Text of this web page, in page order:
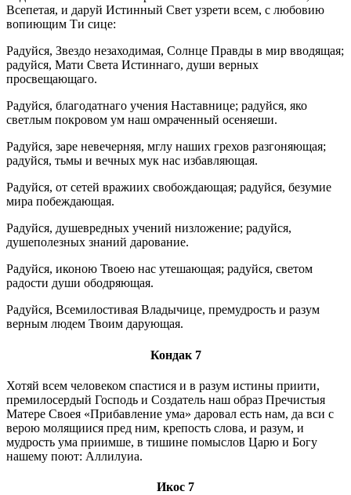
Всепетая, и даруй Истинный Свет узрети всем, с любовию
вопиющим Ти сице:
Радуйся, Звездо незаходимая, Солнце Правды в мир вводящая;
радуйся, Мати Света Истиннаго, души верных
просвещающаго.
Радуйся, благодатнаго учения Наставнице; радуйся, яко
светлым покровом ум наш омраченный осеняеши.
Радуйся, заре невечерняя, мглу наших грехов разгоняющая;
радуйся, тьмы и вечных мук нас избавляющая.
Радуйся, от сетей вражиих свобождающая; радуйся, безумие
мира побеждающая.
Радуйся, душевредных учений низложение; радуйся,
душеполезных знаний дарование.
Радуйся, иконою Твоею нас утешающая; радуйся, светом
радости души ободряющая.
Радуйся, Всемилостивая Владычице, премудрость и разум
верным людем Твоим дарующая.
Кондак 7
Хотяй всем человеком спастися и в разум истины приити,
премилосердый Господь и Создатель наш образ Пречистыя
Матере Своея «Прибавление ума» даровал есть нам, да вси с
верою молящиися пред ним, крепость слова, и разум, и
мудрость ума приимше, в тишине помыслов Царю и Богу
нашему поют: Аллилуиа.
Икос 7